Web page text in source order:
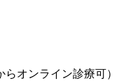
オンライン診療可）